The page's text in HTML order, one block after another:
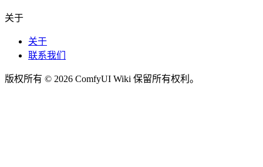
关于
关于
联系我们
版权所有 © 2026 ComfyUI Wiki 保留所有权利。